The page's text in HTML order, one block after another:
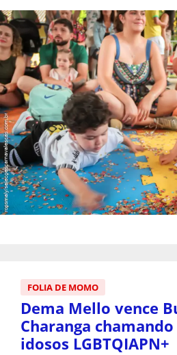
FOLIA DE MOMO
Dema Mello vence
Charanga
idosos LGBTQIAPN+